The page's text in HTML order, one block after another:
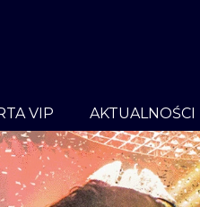
VIP AKTUALNOŚCI